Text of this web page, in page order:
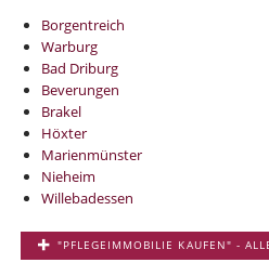
Borgentreich
Warburg
Bad Driburg
Beverungen
Brakel
Höxter
Marienmünster
Nieheim
Willebadessen
"PFLEGEIMMOBILIE KAUFEN" -